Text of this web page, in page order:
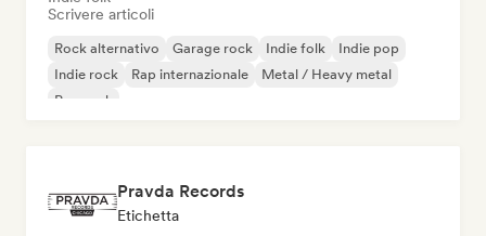
Scrivere articoli
Rock alternativo Garage rock Indie folk
Indie pop
Indie rock
Rap internazionale
Metal / Heavy metal
Pop rock
Pravda Records
Etichetta